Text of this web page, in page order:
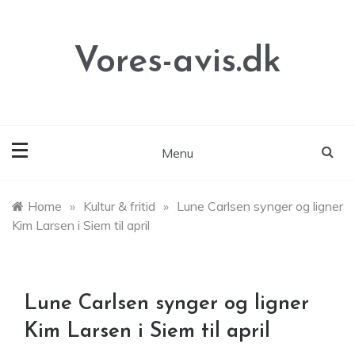
Vores-avis.dk
Menu
Home » Kultur & fritid » Lune Carlsen synger og ligner
Kim Larsen i Siem til april
Lune Carlsen synger og ligner
Kim Larsen i Siem til april